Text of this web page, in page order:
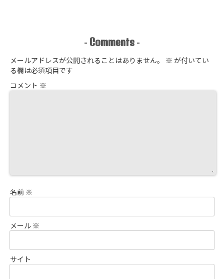
- Comments -
メールアドレスが公開されることはありません。 ※ が付いてい
る欄は必須項目です
コメント ※
名前 ※
メール ※
サイト